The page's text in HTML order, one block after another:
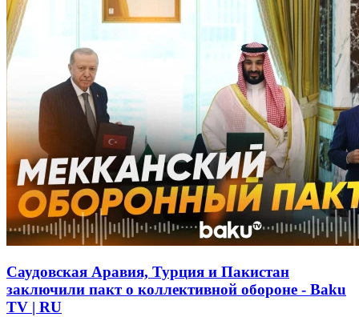
Саудовская Аравия, Турция и Пакистан
заключили пакт о коллективной обороне - Baku
TV | RU